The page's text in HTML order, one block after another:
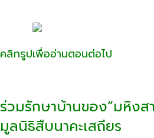
คลิกรูปเพื่ออ่านตอนต่อไป
ร่วมรักษาบ้านของ”มหิง
มูลนิธิสืบนาคะเสถียร